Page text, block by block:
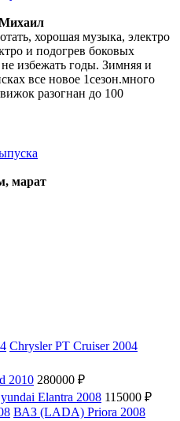
хорошая музыка, электро
и подогрев боковых
не избежать годы. Зимняя и
все новое 1сезон.много
разогнан до 100
марат
Chrysler PT Cruiser 2004
2010 280000 ₽
Elantra 2008 115000 ₽
ВАЗ (LADA) Priora 2008